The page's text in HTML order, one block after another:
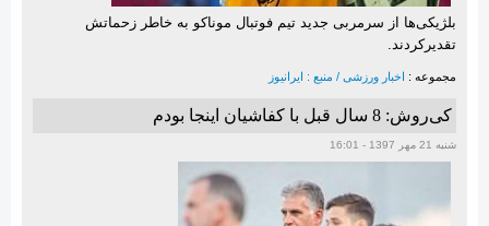
بلژیکی‌ها از سرمربی جدید تیم فوتبال موناکو به خاطر زحماتش
تقدیرکردند.
مجموعه : اخبار ورزشی / منبع : ایرانیوز
کی‌روش: 8 سال قبل با کفاشیان اینجا بودم
شنبه 21 مهر 1397 - 16:01